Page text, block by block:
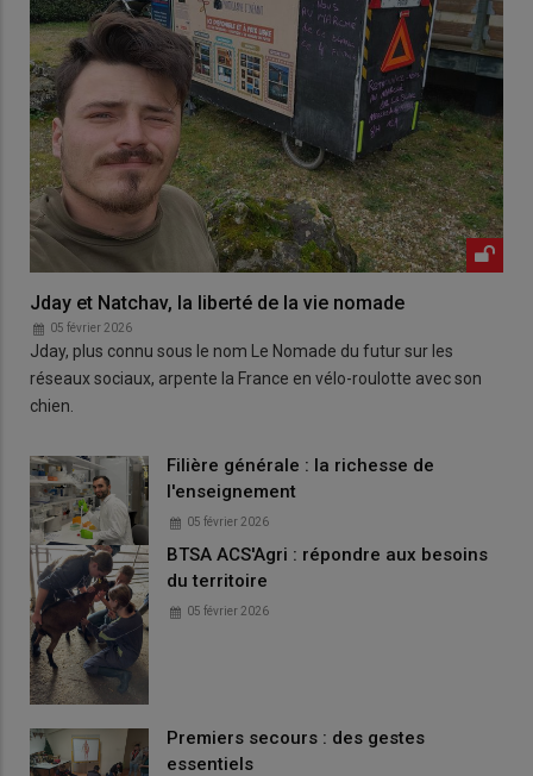
Jday et Natchav, la liberté de la vie nomade
05 février 2026
Jday, plus connu sous le nom Le Nomade du futur sur les
réseaux sociaux, arpente la France en vélo-roulotte avec son
chien.
Filière générale : la richesse de
l'enseignement
05 février 2026
BTSA ACS'Agri : répondre aux besoins
du territoire
05 février 2026
Premiers secours : des gestes
essentiels